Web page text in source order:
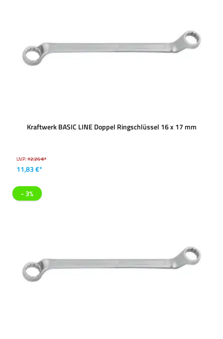
Kraftwerk BASIC LINE Doppel Ringschlüssel 16 x 17 mm
UVP:12,26 €*
11,83 €*
- 3%